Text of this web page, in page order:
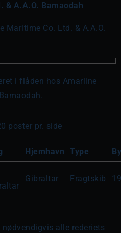
& A.A.O. Bamaodah
Maritime Co. Ltd. & A.A.O.
i flåden hos Amarline
poster pr. side
Hjemhavn Type
Gibraltar Fragtskib
alle rederiets